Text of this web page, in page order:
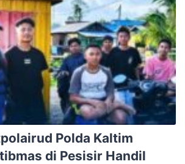
Polda Kaltim
di Pesisir Handil